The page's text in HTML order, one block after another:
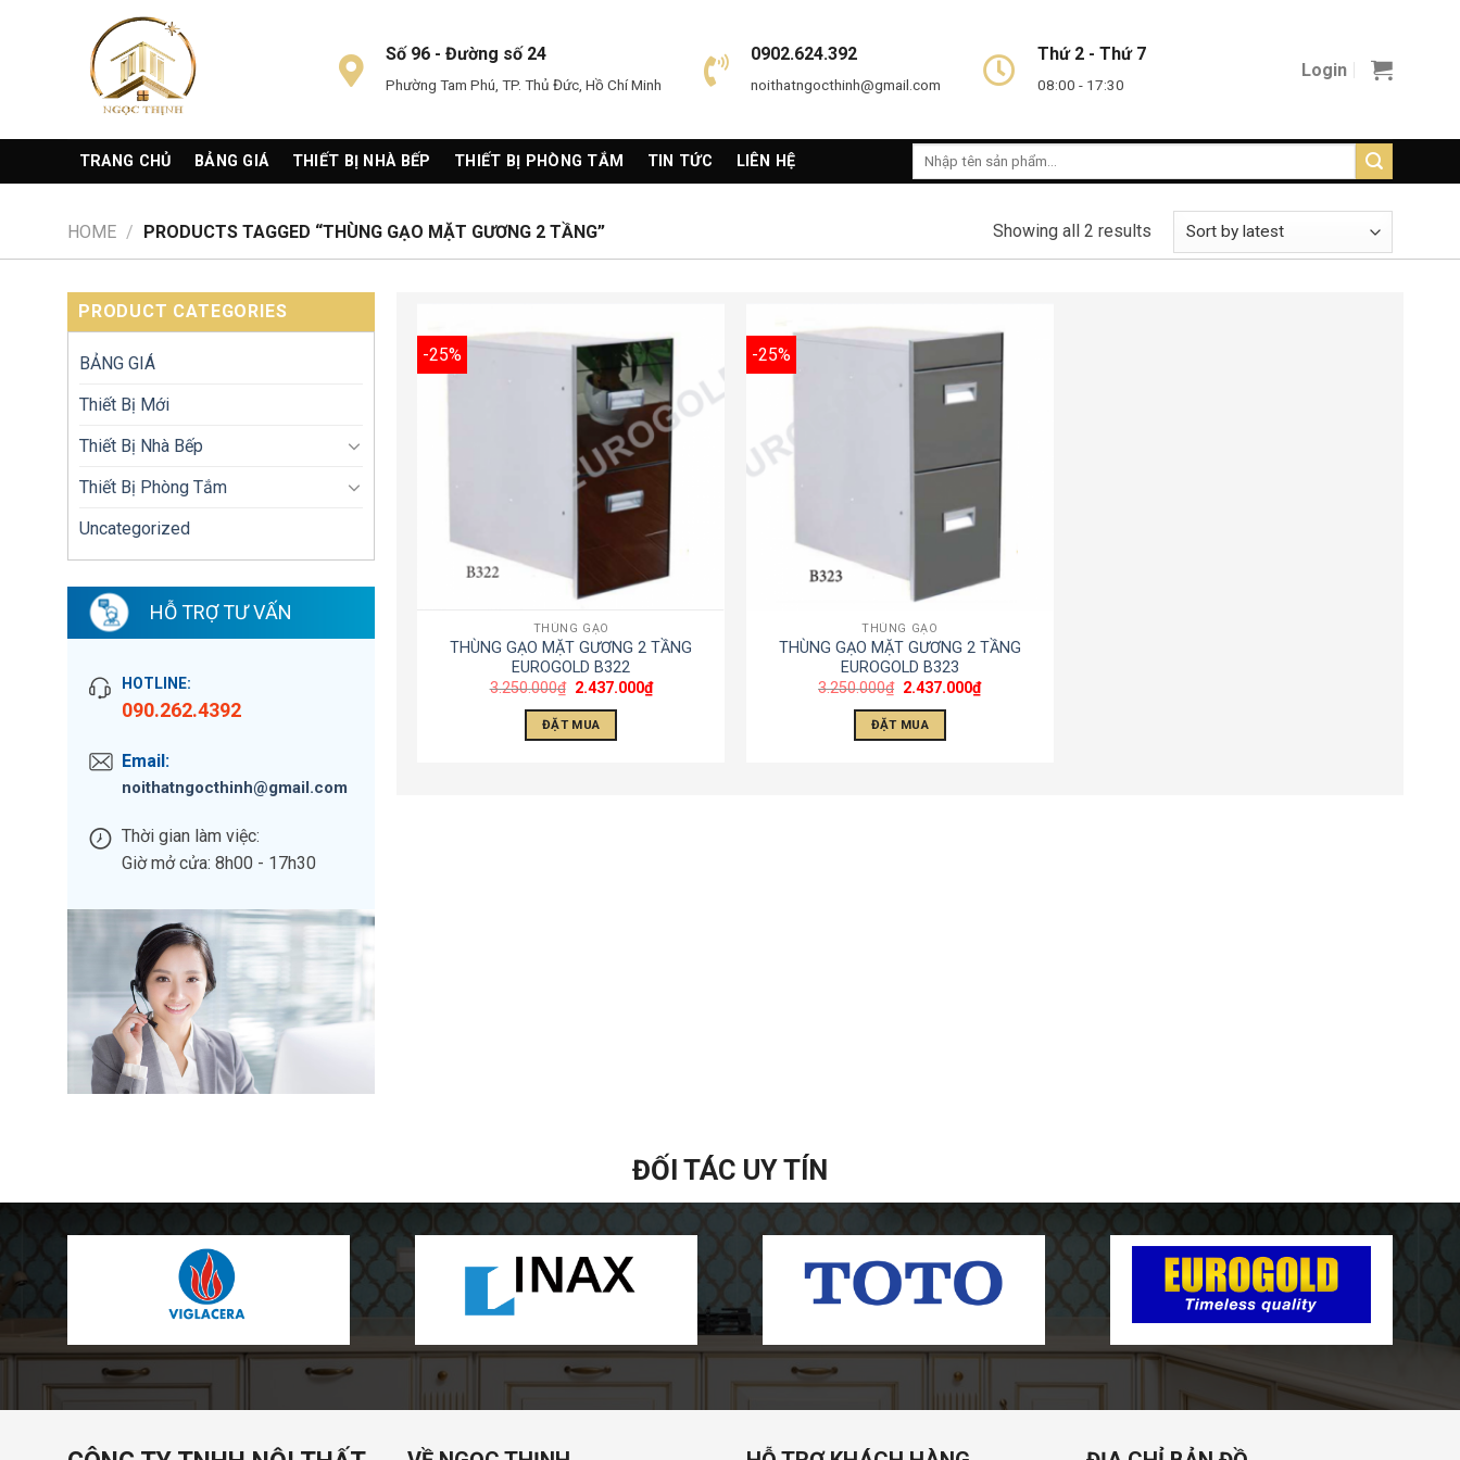
Số 96 - Đường số 24
Phường Tam Phú, TP. Thủ Đức, Hồ Chí Minh
0902.624.392
noithatngocthinh@gmail.com
Thứ 2 - Thứ 7
08:00 - 17:30
Login
TRANG CHỦ BẢNG GIÁ THIẾT BỊ NHÀ BẾP THIẾT BỊ PHÒNG TẮM TIN TỨC LIÊN HỆ
Search
HOME / PRODUCTS TAGGED “THÙNG GẠO MẶT GƯƠNG 2 TẦNG” Showing all 2 results
PRODUCT CATEGORIES
BẢNG GIÁ
Thiết Bị Mới
Thiết Bị Nhà Bếp
Thiết Bị Phòng Tắm
Uncategorized
HỖ TRỢ TƯ VẤN
HOTLINE:
090.262.4392
Email:
noithatngocthinh@gmail.com
Thời gian làm việc:
Giờ mở cửa: 8h00 - 17h30
-25%
THÙNG GẠO
THÙNG GẠO MẶT GƯƠNG 2 TẦNG
EUROGOLD B322
3.250.000₫ 2.437.000₫
ĐẶT MUA
-25%
THÙNG GẠO
THÙNG GẠO MẶT GƯƠNG 2 TẦNG
EUROGOLD B323
3.250.000₫ 2.437.000₫
ĐẶT MUA
ĐỐI TÁC UY TÍN